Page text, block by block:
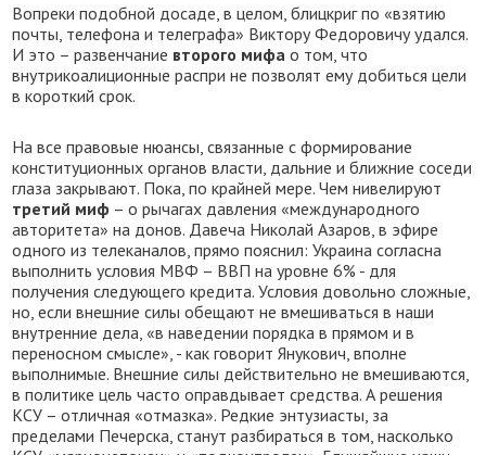
Вопреки подобной досаде, в целом, блицкриг по «взятию
почты, телефона и телеграфа» Виктору Федоровичу удался.
И это – развенчание второго мифа о том, что
внутрикоалиционные распри не позволят ему добиться цели
в короткий срок.
На все правовые нюансы, связанные с формирование
конституционных органов власти, дальние и ближние соседи
глаза закрывают. Пока, по крайней мере. Чем нивелируют
третий миф – о рычагах давления «международного
авторитета» на донов. Давеча Николай Азаров, в эфире
одного из телеканалов, прямо пояснил: Украина согласна
выполнить условия МВФ – ВВП на уровне 6% - для
получения следующего кредита. Условия довольно сложные,
но, если внешние силы обещают не вмешиваться в наши
внутренние дела, «в наведении порядка в прямом и в
переносном смысле», - как говорит Янукович, вполне
выполнимые. Внешние силы действительно не вмешиваются,
в политике цель часто оправдывает средства. А решения
КСУ – отличная «отмазка». Редкие энтузиасты, за
пределами Печерска, станут разбираться в том, насколько